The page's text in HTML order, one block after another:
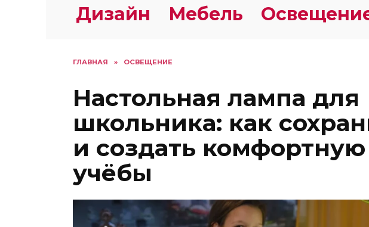
Дизайн Мебель
ГЛАВНАЯ » ОСВЕЩЕНИЕ
Настольная лампа для
школьника: как
и создать
учёбы